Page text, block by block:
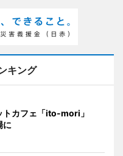
キング
トカフェ「ito-mori」
に